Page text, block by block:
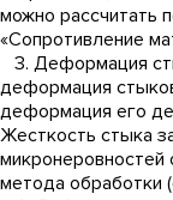
можно рассчитать
«Сопротивление
3. Деформация
деформация
деформация его
Жесткость стыка
микронеровностей
метода обработки